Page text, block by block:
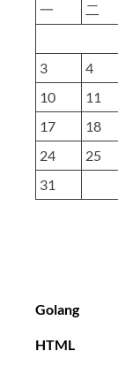
一
二
3
4
10
11
17
18
24
25
31
Golang
HTML